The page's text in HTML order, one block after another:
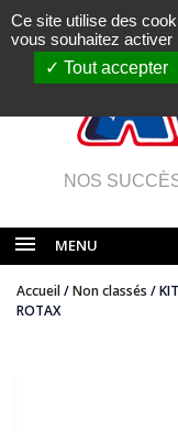
NOS
MENU
Accueil/Non classés /
ROTAX
Ce site utilise des
vous souhaitez activer
Tout accepter